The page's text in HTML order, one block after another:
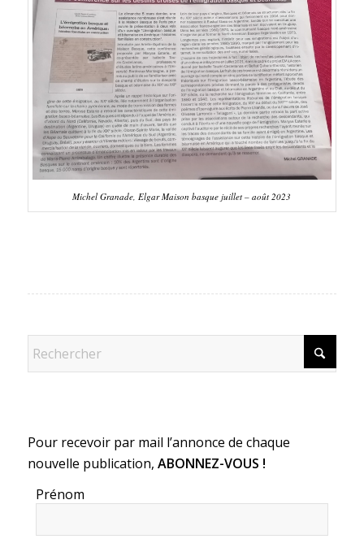
Michel Granade, Elgar Maison basque juillet – août 2023
Pour recevoir par mail l’annonce de chaque
nouvelle publication, ABONNEZ-VOUS !
Prénom